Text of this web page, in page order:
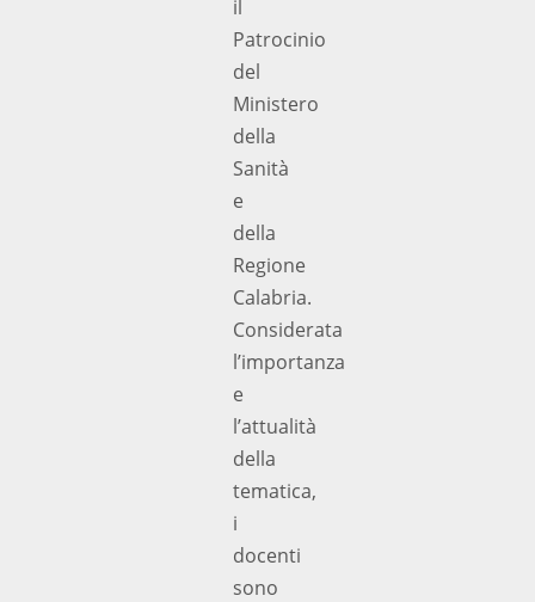
il
Patrocinio
del
Ministero
della
Sanità
e
della
Regione
Calabria.
Considerata
l’importanza
e
l’attualità
della
tematica,
i
docenti
sono